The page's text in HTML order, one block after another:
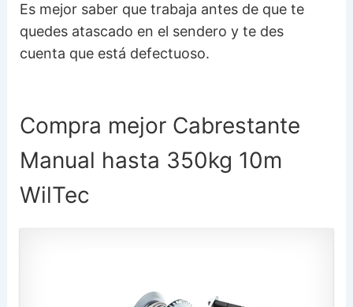
Es mejor saber que trabaja antes de que te
quedes atascado en el sendero y te des
cuenta que está defectuoso.
Compra mejor Cabrestante
Manual hasta 350kg 10m
WilTec